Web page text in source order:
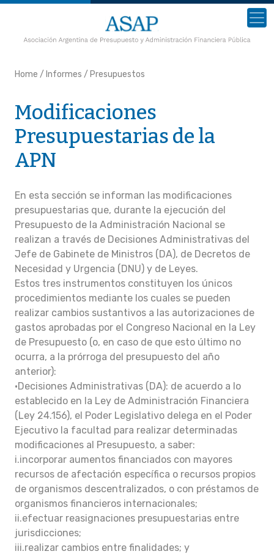
Home / Informes / Presupuestos
Modificaciones
Presupuestarias de la
APN
En esta sección se informan las modificaciones
presupuestarias que, durante la ejecución del
Presupuesto de la Administración Nacional se
realizan a través de Decisiones Administrativas del
Jefe de Gabinete de Ministros (DA), de Decretos de
Necesidad y Urgencia (DNU) y de Leyes.
Estos tres instrumentos constituyen los únicos
procedimientos mediante los cuales se pueden
realizar cambios sustantivos a las autorizaciones de
gastos aprobadas por el Congreso Nacional en la Ley
de Presupuesto (o, en caso de que esto último no
ocurra, a la prórroga del presupuesto del año
anterior):
•Decisiones Administrativas (DA): de acuerdo a lo
establecido en la Ley de Administración Financiera
(Ley 24.156), el Poder Legislativo delega en el Poder
Ejecutivo la facultad para realizar determinadas
modificaciones al Presupuesto, a saber:
i.incorporar aumentos financiados con mayores
recursos de afectación específica o recursos propios
de organismos descentralizados, o con préstamos de
organismos financieros internacionales;
ii.efectuar reasignaciones presupuestarias entre
jurisdicciones;
iii.realizar cambios entre finalidades; y